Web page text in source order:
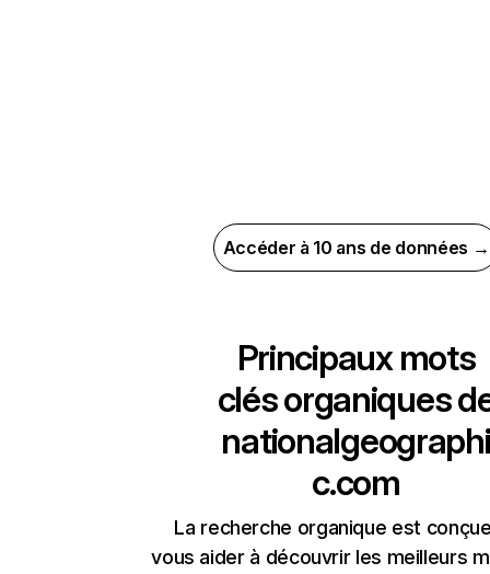
Accéder à 10 ans de données →
Principaux mots
clés organiques
nationalgeographi
c.com
La recherche organique est
vous aider à découvrir les meilleurs